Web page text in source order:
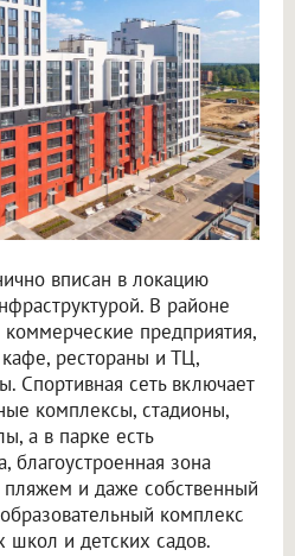
вписан в локацию
В районе
предприятия,
рестораны и ТЦ,
Спортивная сеть включает
комплексы, стадионы,
а в парке есть
благоустроенная зона
и даже собственный
комплекс
и детских садов.